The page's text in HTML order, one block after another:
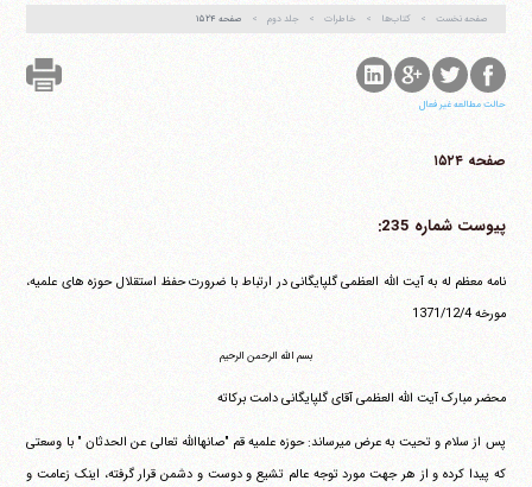
صفحه نخست
کتاب‌ها خاطرات جلد دوم صفحه ۱۵۲۴
حالت مطالعه غیر فعال
صفحه ۱۵۲۴
پیوست شماره 235:
نامه معظم له به آیت الله العظمی گلپایگانی در ارتباط با ضرورت حفظ استقلال حوزه های علمیه،
مورخه ‏1371/12/4
بسم الله الرحمن الرحیم
محضر مبارک آیت الله العظمی آقای گلپایگانی دامت برکاته
پس از سلام و تحیت به عرض می‎رساند: حوزه علمیه قم "صانهاالله تعالی عن الحدثان " با وسعتی
که پیدا کرده و از هر جهت مورد توجه عالم تشیع و دوست و دشمن قرار گرفته، اینک زعامت و